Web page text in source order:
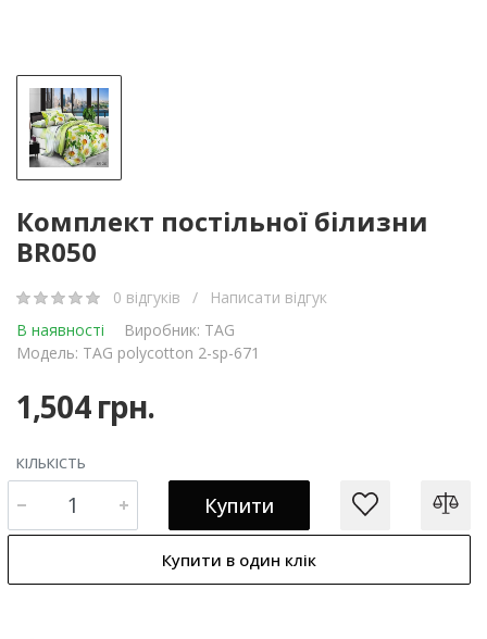
Комплект постільної білизни
BR050
0 відгуків /
Написати відгук
В наявності
Виробник: TAG
Модель: TAG polycotton 2-sp-671
1,504 грн.
КІЛЬКІСТЬ
Купити
Купити в один клік